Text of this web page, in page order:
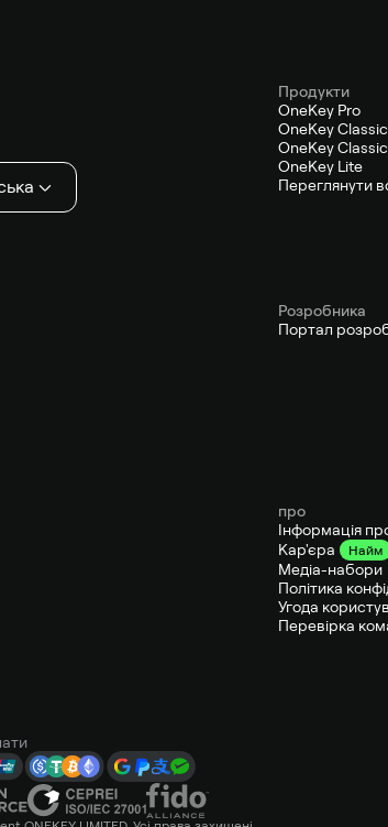
Продукти
OneKey Pro
OneKey Classic
OneKey Classic
OneKey Lite
Переглянути
Pозробника
Портал
про
Інформація
Кар'єра
Найм
Медіа-набори
Політика
Угода
Перевірка